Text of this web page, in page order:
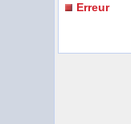
Erreur